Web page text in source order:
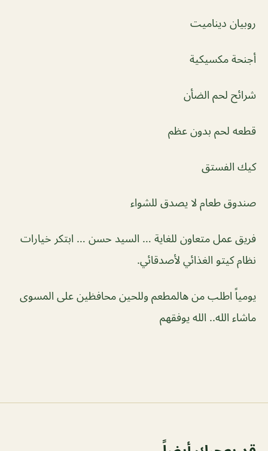
روبيان ديناميت
أجنحة مكسيكية
شرائح لحم الضأن
قطعه لحم بدون عظم
كيك الفستق
صندوق طعام لا يصدق للشواء
فريق عمل متعاون للغاية … السيد حسن … ابتكر خيارات
نظام كيتو الغذائي لأصدقائي.
يومياً اطلب من هالمطعم وللحين محافظين على المسوى
ماشاء الله.. الله يوفقهم